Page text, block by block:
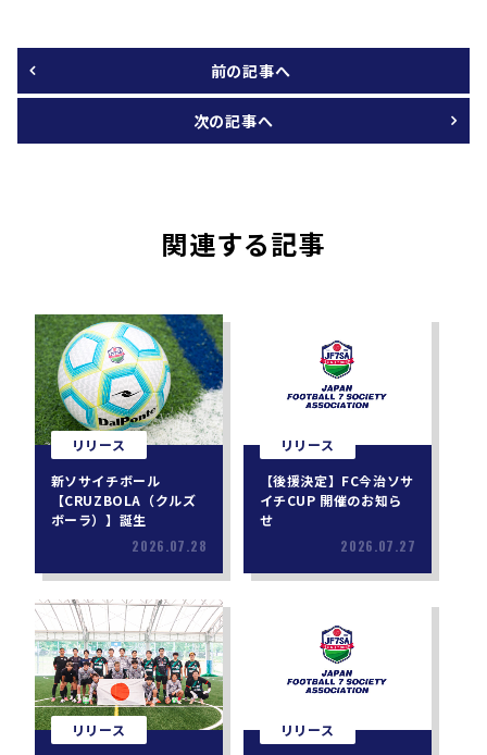
前の記事へ
次の記事へ
関連する記事
リリース
新ソサイチボール
【CRUZBOLA（クルズ
ボーラ）】誕生
2026.07.28
リリース
【後援決定】FC今治ソサ
イチCUP 開催のお知ら
せ
2026.07.27
リリース
リリース